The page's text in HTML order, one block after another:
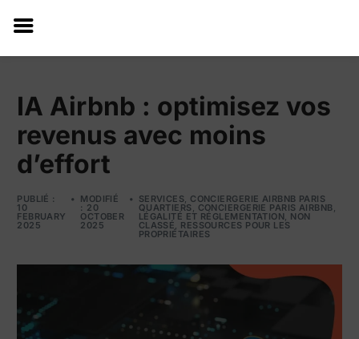
IA Airbnb : optimisez vos
revenus avec moins
d’effort
PUBLIÉ :
10
FEBRUARY
2025
MODIFIÉ
: 20
OCTOBER
2025
SERVICES, CONCIERGERIE AIRBNB PARIS
QUARTIERS, CONCIERGERIE PARIS AIRBNB,
LÉGALITÉ ET RÉGLEMENTATION, NON
CLASSÉ, RESSOURCES POUR LES
PROPRIÉTAIRES